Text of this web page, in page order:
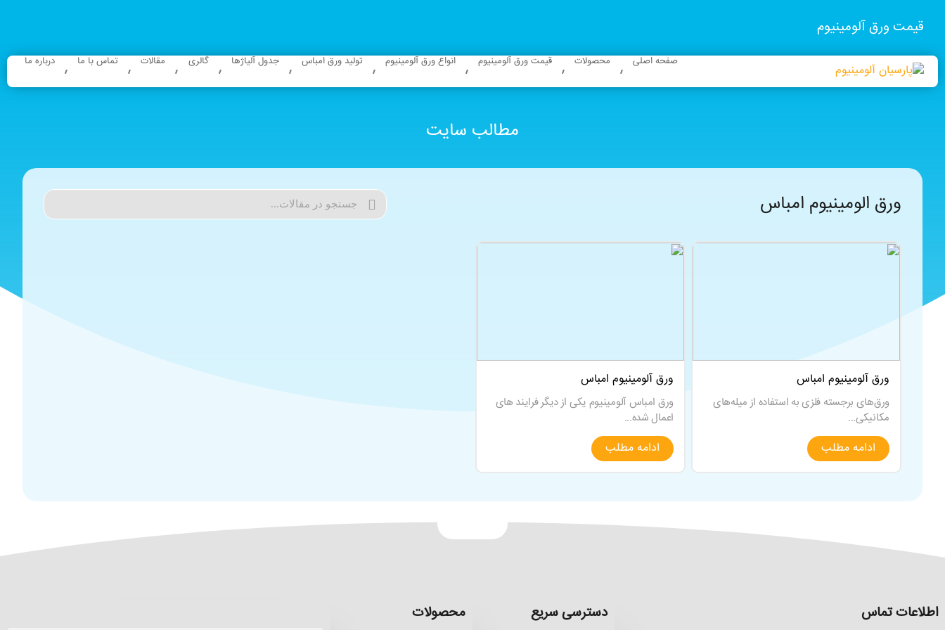
قیمت ورق آلومینیوم
صفحه اصلی محصولات قیمت ورق آلومینیوم انواع ورق آلومینیوم تولید ورق امباس جدول آلیاژها گالری مقالات تماس با ما درباره ما
مطالب سایت
ورق الومینیوم امباس
ورق آلومینیوم امباس
ورق‌های برجسته فلزی به استفاده از میله‌های
مکانیکی...
ادامه مطلب
ورق آلومینیوم امباس
ورق امباس آلومینیوم یکی از دیگر فرایند های
اعمال شده...
ادامه مطلب
اطلاعات تماس دسترسی سریع محصولات